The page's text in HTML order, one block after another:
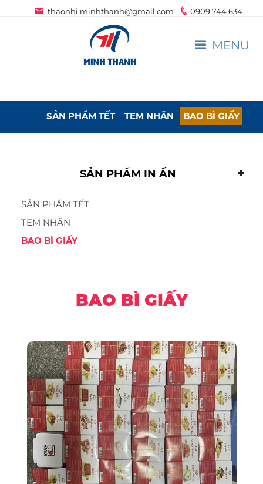
thaonhi.minhthanh@gmail.com 0909 744 634
SẢN PHẨM TẾT TEM NHÃN BAO BÌ GIẤY
SẢN PHẨM IN ẤN
SẢN PHẨM TẾT
TEM NHÃN
BAO BÌ GIẤY
BAO BÌ GIẤY
MENU